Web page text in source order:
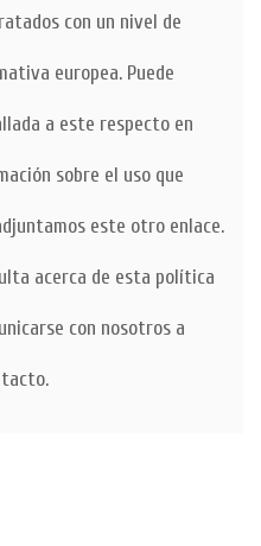
con un nivel de
europea. Puede
a este respecto en
sobre el uso que
este otro enlace.
acerca de esta política
con nosotros a